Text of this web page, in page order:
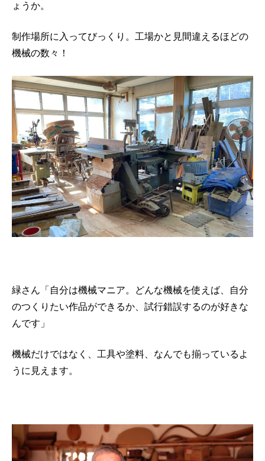
ょうか。
制作場所に入ってびっくり。工場かと見間違えるほどの
機械の数々！
緑さん「自分は機械マニア。どんな機械を使えば、自分
のつくりたい作品ができるか、試行錯誤するのが好きな
んです」
機械だけではなく、工具や塗料、なんでも揃っているよ
うに見えます。